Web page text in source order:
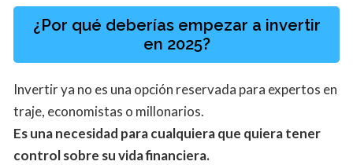
¿Por qué deberías empezar a invertir
en 2025?
Invertir ya no es una opción reservada para expertos en
traje, economistas o millonarios.
Es una necesidad para cualquiera que quiera tener
control sobre su vida financiera.